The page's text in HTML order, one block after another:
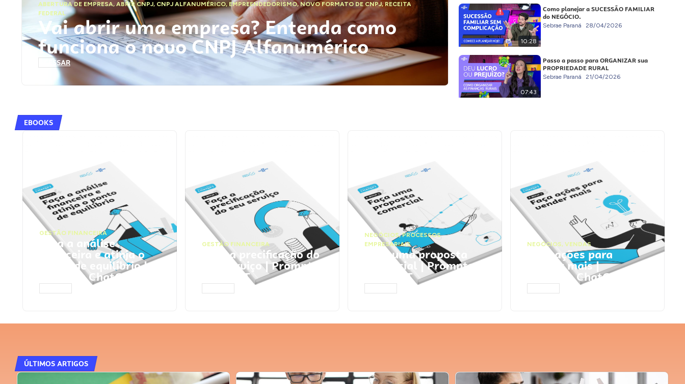
ABERTURA DE EMPRESA,ABRIR CNPJ, CNPJ ALFANUMÉRICO, EMPREENDEDORISMO,NOVO FORMATO DE CNPJ,RECEITA
FEDERAL
Vai abrir uma empresa? Entenda como
funciona o novo CNPJ Alfanumérico
ACESSAR
10:28
Como planejar a SUCESSÃO FAMILIAR
do NEGÓCIO.
Sebrae Paraná 28/04/2026
07:43
Passo a passo para ORGANIZAR sua
PROPRIEDADE RURAL
Sebrae Paraná 21/04/2026
EBOOKS
GESTÃO FINANCEIRA
Faça a análise
financeira e atinja o
ponto de equilíbrio |
Prompts ChatGPT
GESTÃO FINANCEIRA
Faça a precificação do
seu serviço | Prompts
ChatGPT
NEGÓCIOS,PROCESSOS
EMPRESARIAIS
Faça uma proposta
comercial | Prompts
ChatGPT
NEGÓCIOS, VENDAS
Faça ações para
vender mais |
Prompts ChatGPT
ÚLTIMOS ARTIGOS